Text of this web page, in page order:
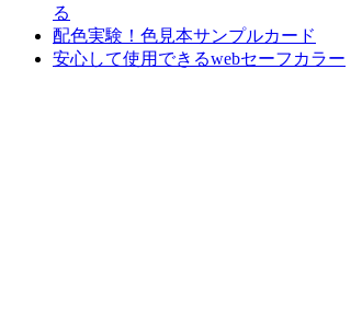
る
配色実験！色見本サンプルカード
安心して使用できるwebセーフカラー